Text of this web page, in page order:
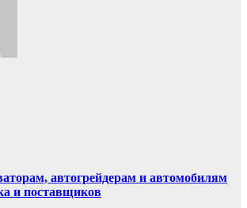
автогрейдерам и автомобилям
и поставщиков